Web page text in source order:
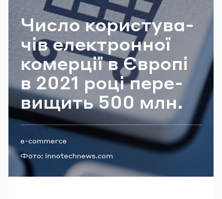
Число ко­ри­сту­ва­
чів еле­ктрон­ної
ко­мер­ції в Єв­ро­пі
в 2021 році пе­ре­
ви­щить 500 млн.
Теги:
e-commerce
Фото: innotechnews.com
Email
Пароль
Забули пароль?
УВІЙТИ